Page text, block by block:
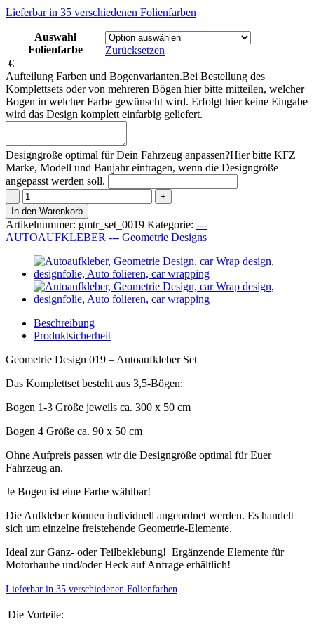
Lieferbar in 35 verschiedenen Folienfarben
Auswahl
Folienfarbe
Zurücksetzen
€
Aufteilung Farben und Bogenvarianten.Bei Bestellung des
Komplettsets oder von mehreren Bögen hier bitte mitteilen, welcher
Bogen in welcher Farbe gewünscht wird. Erfolgt hier keine Eingabe
wird das Design komplett einfarbig geliefert.
Designgröße optimal für Dein Fahrzeug anpassen?Hier bitte KFZ
Marke, Modell und Baujahr eintragen, wenn die Designgröße
angepasst werden soll.
Geometrie
Design
019-
Autoaufkleber
Set
Menge
In den Warenkorb
Artikelnummer: gmtr_set_0019 Kategorie: ---
AUTOAUFKLEBER --- Geometrie Designs
Beschreibung
Produktsicherheit
Geometrie Design 019 – Autoaufkleber Set
Das Komplettset besteht aus 3,5-Bögen:
Bogen 1-3 Größe jeweils ca. 300 x 50 cm
Bogen 4 Größe ca. 90 x 50 cm
Ohne Aufpreis passen wir die Designgröße optimal für Euer
Fahrzeug an.
Je Bogen ist eine Farbe wählbar!
Die Aufkleber können individuell angeordnet werden. Es handelt
sich um einzelne freistehende Geometrie-Elemente.
Ideal zur Ganz- oder Teilbeklebung! Ergänzende Elemente für
Motorhaube und/oder Heck auf Anfrage erhältlich!
Lieferbar in 35 verschiedenen Folienfarben
Die Vorteile: